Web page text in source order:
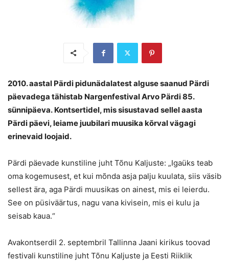
2010. aastal Pärdi pidunädalatest alguse saanud Pärdi
päevadega tähistab Nargenfestival Arvo Pärdi 85.
sünnipäeva. Kontsertidel, mis sisustavad sellel aasta
Pärdi päevi, leiame juubilari muusika kõrval vägagi
erinevaid loojaid.
Pärdi päevade kunstiline juht Tõnu Kaljuste: „Igaüks teab
oma kogemusest, et kui mõnda asja palju kuulata, siis väsib
sellest ära, aga Pärdi muusikas on ainest, mis ei leierdu.
See on püsiväärtus, nagu vana kivisein, mis ei kulu ja
seisab kaua.“
Avakontserdil 2. septembril Tallinna Jaani kirikus toovad
festivali kunstiline juht Tõnu Kaljuste ja Eesti Riiklik